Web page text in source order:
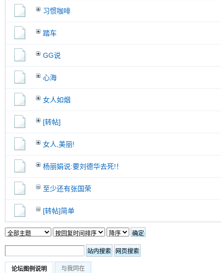
习惯咖啡
踏车
GG说
心海
女人如烟
[转帖]
女人,美丽!
杨丽娟说:要刘德华去死!！
至少还有张国荣
[转帖]简单
论坛图例说明 与我同在